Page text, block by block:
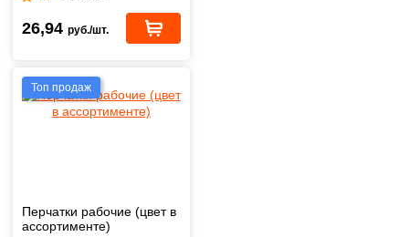
26,94 руб./шт.
Топ продаж
Перчатки рабочие (цвет в
ассортименте)